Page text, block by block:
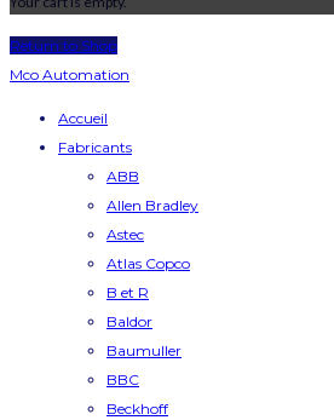
Return to Shop
Mco Automation
Accueil
Fabricants
ABB
Allen Bradley
Astec
Atlas Copco
B et R
Baldor
Baumuller
BBC
Beckhoff